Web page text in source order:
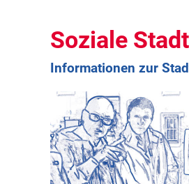
Soziale
Informationen zur